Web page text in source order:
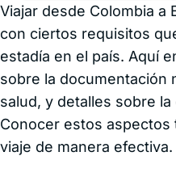
Viajar desde Colombia a
con ciertos requisitos
estadía en el país. Aquí
sobre la documentación
salud, y detalles sobre
Conocer estos aspectos
viaje de manera efectiva.